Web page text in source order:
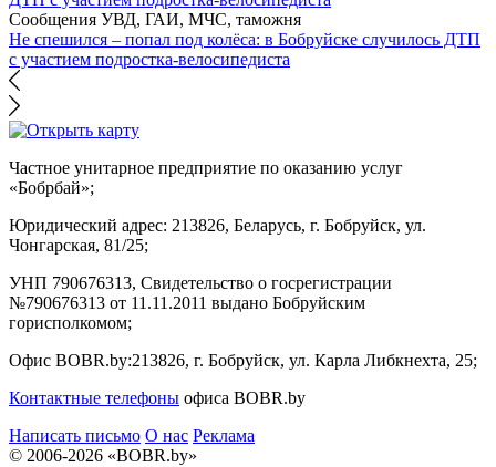
Сообщения УВД, ГАИ, МЧС, таможня
Не спешился – попал под колёса: в Бобруйске случилось ДТП
с участием подростка-велосипедиста
Частное унитарное предприятие по оказанию услуг
«Бобрбай»;
Юридический адрес: 213826, Беларусь, г. Бобруйск, ул.
Чонгарская, 81/25;
УНП 790676313, Свидетельство о госрегистрации
№790676313 от 11.11.2011 выдано Бобруйским
горисполкомом;
Офис BOBR.by:213826, г. Бобруйск, ул. Карла Либкнехта, 25;
Контактные телефоны офиса BOBR.by
Написать письмо О нас Реклама
© 2006-2026 «BOBR.by»